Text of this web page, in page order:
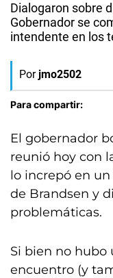
Dialogaron sobre
Gobernador se
intendente en los
Por jmo2502
Para compartir:
El gobernador
reunió hoy con
lo increpó en
de Brandsen y
problemáticas.
Si bien no hubo
encuentro (y